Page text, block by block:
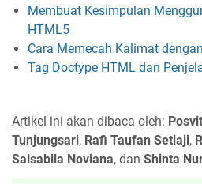
Membuat Kesimpulan
HTML5
Cara Memecah Kalimat
Tag Doctype HTML dan
Artikel ini akan dibaca oleh:
Tunjungsari, Rafi Taufan Setiaji,
Salsabila Noviana, dan Shinta